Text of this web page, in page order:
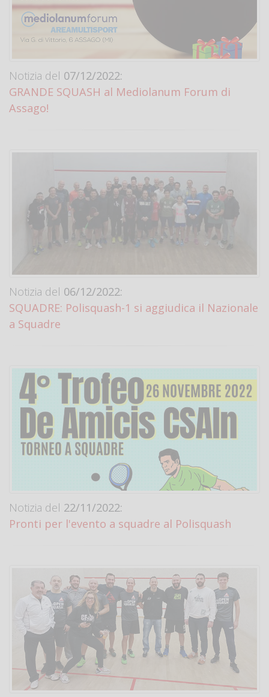
Notizia del 07/12/2022:
GRANDE SQUASH al Mediolanum Forum di
Assago!
Notizia del 06/12/2022:
SQUADRE: Polisquash-1 si aggiudica il Nazionale
a Squadre
Notizia del 22/11/2022:
Pronti per l'evento a squadre al Polisquash